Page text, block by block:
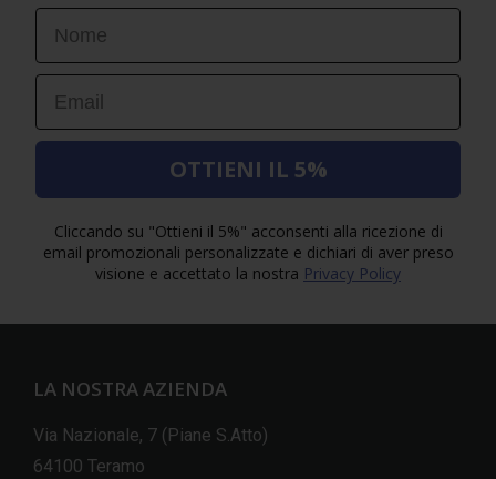
First Name
Email
OTTIENI IL 5%
Cliccando su "Ottieni il 5%" acconsenti alla ricezione di
email promozionali personalizzate e dichiari di aver preso
visione e accettato la nostra Privacy Policy
LA NOSTRA AZIENDA
Via Nazionale, 7 (Piane S.Atto)
64100 Teramo